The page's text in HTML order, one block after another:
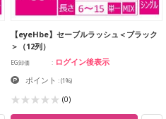
【eyeHbe】セーブルラッシュ＜ブラック
＞（12列）
EG卸価 ログイン後表示
ポイント :(1%)
(0)